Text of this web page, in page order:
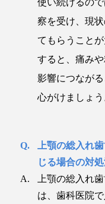
察を受け、現
てもらうこと
すると、痛み
影響につなが
心がけましょう
上顎の総入れ
じる場合の対
上顎の総入れ
は、歯科医院